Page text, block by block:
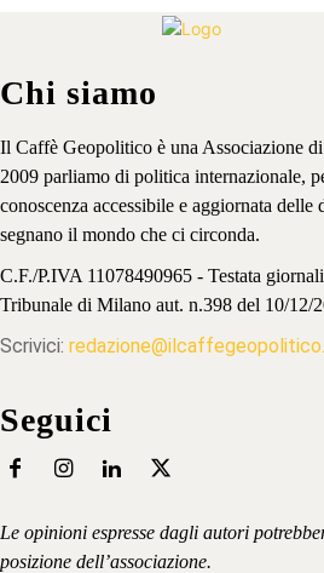
Chi siamo
Il Caffè Geopolitico è una Associazione
2009 parliamo di politica internazionale,
conoscenza accessibile e aggiornata
segnano il mondo che ci circonda.
C.F./P.IVA 11078490965 - Testata
Tribunale di Milano aut. n.398 del 10/12/
Scrivici:
Seguici
Le opinioni espresse dagli autori
posizione dell’associazione.